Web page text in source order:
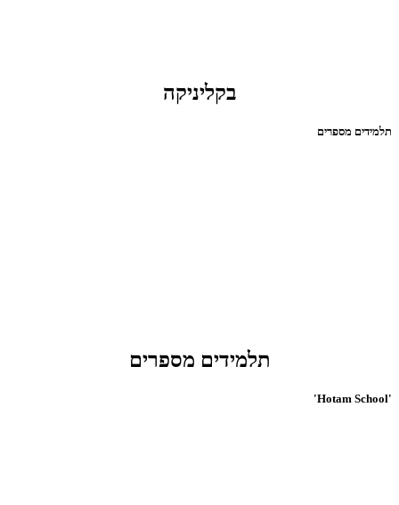
בקליניקה
תלמידים מספרים
תלמידים מספרים
'Hotam School'